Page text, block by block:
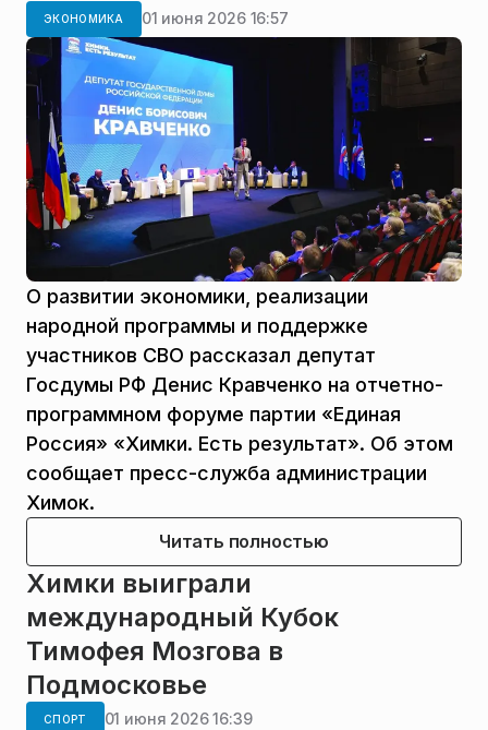
ЭКОНОМИКА 01 июня 2026 16:57
О развитии экономики, реализации
народной программы и поддержке
участников СВО рассказал депутат
Госдумы РФ Денис Кравченко на отчетно-
программном форуме партии «Единая
Россия» «Химки. Есть результат». Об этом
сообщает пресс-служба администрации
Химок.
Читать полностью
Химки выиграли
международный Кубок
Тимофея Мозгова в
Подмосковье
СПОРТ 01 июня 2026 16:39